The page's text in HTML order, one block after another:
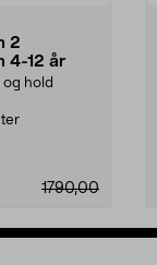
2
4-12 år
hold
1790,00